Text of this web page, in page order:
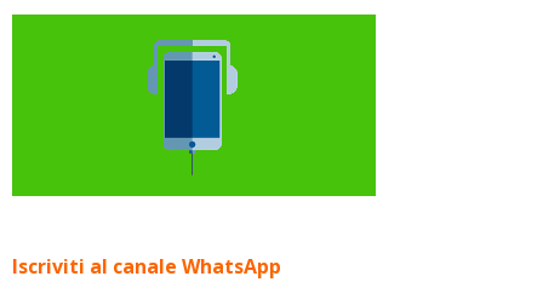
Iscriviti al canale WhatsApp